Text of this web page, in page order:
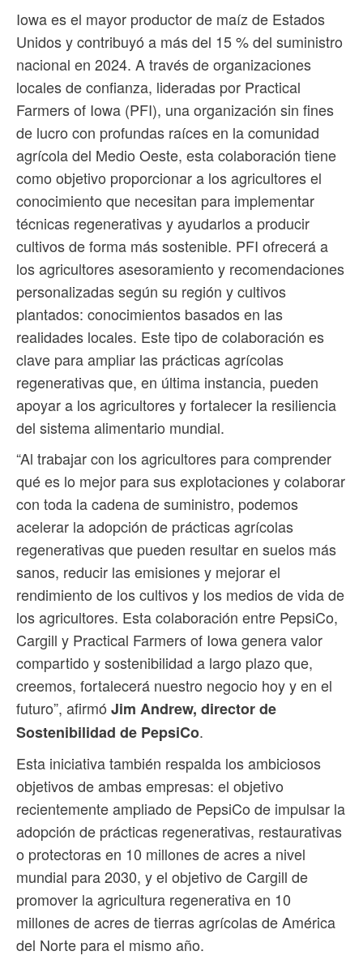
Iowa es el mayor productor de maíz de Estados
Unidos y contribuyó a más del 15 % del suministro
nacional en 2024. A través de organizaciones
locales de confianza, lideradas por Practical
Farmers of Iowa (PFI), una organización sin fines
de lucro con profundas raíces en la comunidad
agrícola del Medio Oeste, esta colaboración tiene
como objetivo proporcionar a los agricultores el
conocimiento que necesitan para implementar
técnicas regenerativas y ayudarlos a producir
cultivos de forma más sostenible. PFI ofrecerá a
los agricultores asesoramiento y recomendaciones
personalizadas según su región y cultivos
plantados: conocimientos basados en las
realidades locales. Este tipo de colaboración es
clave para ampliar las prácticas agrícolas
regenerativas que, en última instancia, pueden
apoyar a los agricultores y fortalecer la resiliencia
del sistema alimentario mundial.
“Al trabajar con los agricultores para comprender
qué es lo mejor para sus explotaciones y colaborar
con toda la cadena de suministro, podemos
acelerar la adopción de prácticas agrícolas
regenerativas que pueden resultar en suelos más
sanos, reducir las emisiones y mejorar el
rendimiento de los cultivos y los medios de vida de
los agricultores. Esta colaboración entre PepsiCo,
Cargill y Practical Farmers of Iowa genera valor
compartido y sostenibilidad a largo plazo que,
creemos, fortalecerá nuestro negocio hoy y en el
futuro”, afirmó Jim Andrew, director de
Sostenibilidad de PepsiCo.
Esta iniciativa también respalda los ambiciosos
objetivos de ambas empresas: el objetivo
recientemente ampliado de PepsiCo de impulsar la
adopción de prácticas regenerativas, restaurativas
o protectoras en 10 millones de acres a nivel
mundial para 2030, y el objetivo de Cargill de
promover la agricultura regenerativa en 10
millones de acres de tierras agrícolas de América
del Norte para el mismo año.